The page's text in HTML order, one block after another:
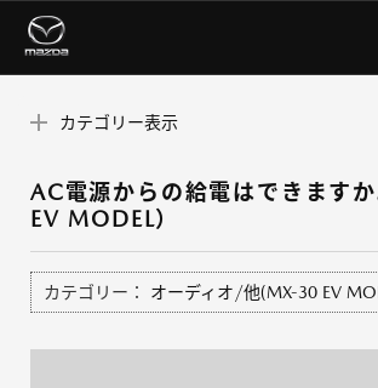
カテゴリー表示
AC電源からの給電はできます
EV MODEL）
カテゴリー： オーディオ/他(MX-30 EV